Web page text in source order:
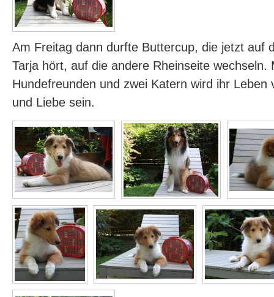
Am Freitag dann durfte Buttercup, die jetzt auf
Tarja hört, auf die andere Rheinseite wechseln.
Hundefreunden und zwei Katern wird ihr Leben
und Liebe sein.